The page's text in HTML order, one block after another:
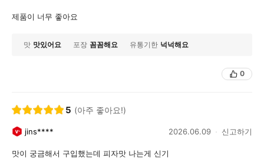
제품이 너무 좋아요
맛 맛있어요 포장 꼼꼼해요 유통기한 넉넉해요
0
5 (아주 좋아요!)
jins**** 2026.06.09 신고하기
맛이 궁금해서 구입했는데 피자맛 나는게 신기